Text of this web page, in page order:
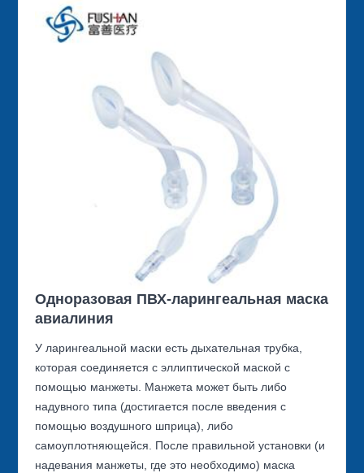
Одноразовая ПВХ-ларингеальная маска
авиалиния
У ларингеальной маски есть дыхательная трубка,
которая соединяется с эллиптической маской с
помощью манжеты. Манжета может быть либо
надувного типа (достигается после введения с
помощью воздушного шприца), либо
самоуплотняющейся. После правильной установки (и
надевания манжеты, где это необходимо) маска